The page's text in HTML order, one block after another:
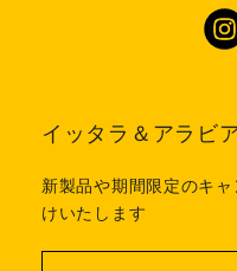
イッタラ＆アラビ
新製品や期間限定のキ
けいたします